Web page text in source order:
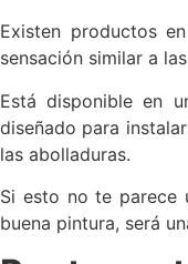
Existen productos
sensación similar a
Está disponible en
diseñado para
las abolladuras.
Si esto no te parece
buena pintura, será